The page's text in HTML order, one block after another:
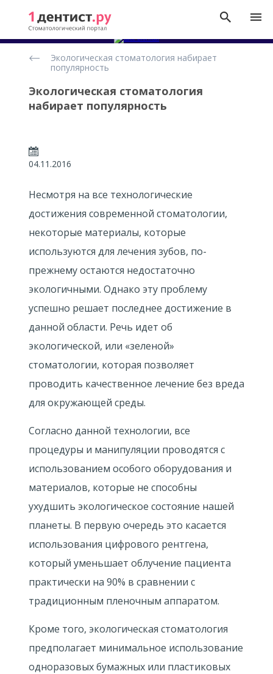
Экологическая стоматология набирает
популярность
Экологическая стоматология
набирает популярность
04.11.2016
Несмотря на все технологические
достижения современной стоматологии,
некоторые материалы, которые
используются для лечения зубов, по-
прежнему остаются недостаточно
экологичными. Однако эту проблему
успешно решает последнее достижение в
данной области. Речь идет об
экологической, или «зеленой»
стоматологии, которая позволяет
проводить качественное лечение без вреда
для окружающей среды.
Согласно данной технологии, все
процедуры и манипуляции проводятся с
использованием особого оборудования и
материалов, которые не способны
ухудшить экологическое состояние нашей
планеты. В первую очередь это касается
использования цифрового рентгена,
который уменьшает облучение пациента
практически на 90% в сравнении с
традиционным пленочным аппаратом.
Кроме того, экологическая стоматология
предполагает минимальное использование
одноразовых бумажных или пластиковых